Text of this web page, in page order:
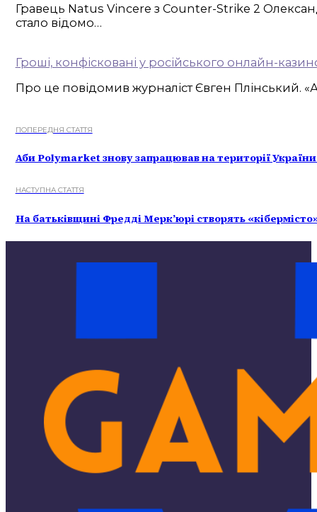
Гравець Natus Vincere з Counter-Strike 2
стало відомо…
Гроші, конфісковані у російського онлайн-
Про це повідомив журналіст Євген Плінський.
ПОПЕРЕДНЯ СТАТТЯ
Аби Polymarket знову запрацював на території
НАСТУПНА СТАТТЯ
На батьківщині Фредді Меркʼюрі створять